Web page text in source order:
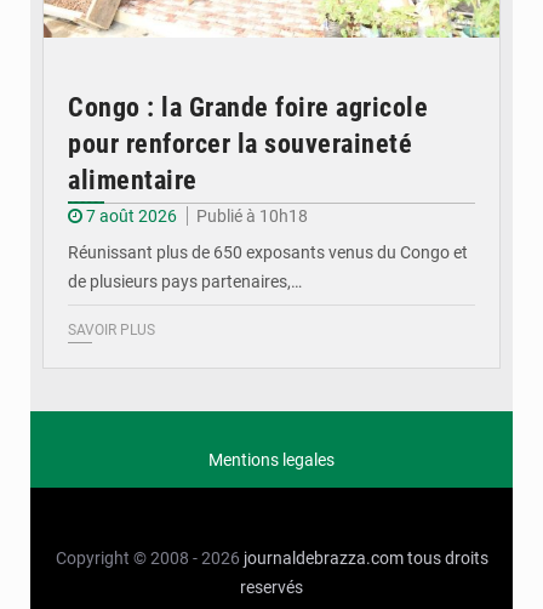
Congo : la Grande foire agricole
pour renforcer la souveraineté
alimentaire
7 août 2026
Publié à 10h18
Réunissant plus de 650 exposants venus du Congo et
de plusieurs pays partenaires,…
SAVOIR PLUS
Mentions legales
Copyright © 2008 - 2026 journaldebrazza.com tous droits
reservés